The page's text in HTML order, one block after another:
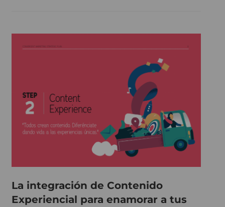
La integración de Contenido
Experiencial para enamorar a tus